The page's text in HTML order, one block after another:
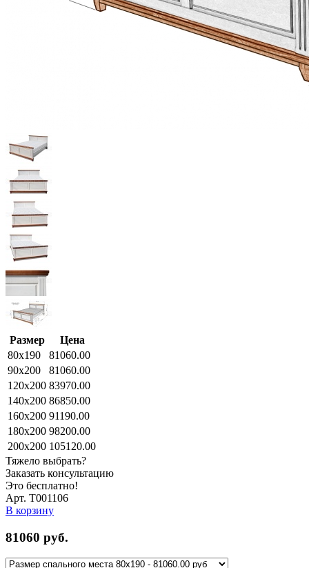
Размер
Цена
80x190
81060.00
90x200
81060.00
120x200 83970.00
140x200 86850.00
160x200 91190.00
180x200 98200.00
200x200 105120.00
Тяжело выбрать?
Заказать консультацию
Это бесплатно!
Арт. Т001106
В корзину
81060 руб.